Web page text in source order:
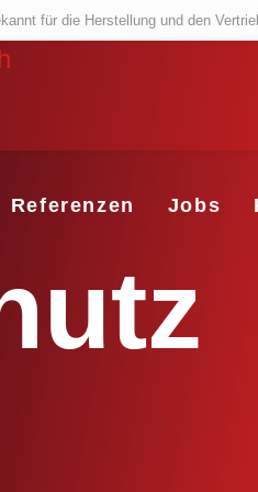
für die Herstellung und den
Referenzen Jobs